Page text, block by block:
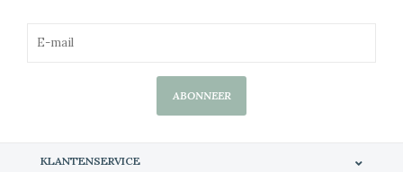
ABONNEER
KLANTENSERVICE